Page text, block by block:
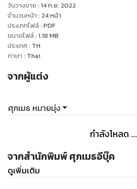
วันวางขาย : 14 ก.ย. 2022
จำนวนหน้า : 24หน้า
ประเภทไฟล์: PDF
ขนาดไฟล์: 1.18 MB
ประเทศ: TH
ภาษา : Thai
จากผู้แต่ง
ศุภเมธ หมายมุ่ง
กำลังโหลด ...
จากสำนักพิมพ์ ศุภเมธอีบุ๊ค
ดูเพิ่มเติม